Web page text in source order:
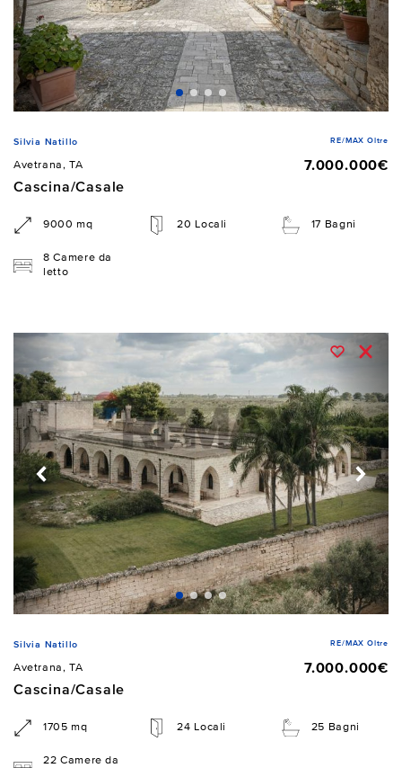
Silvia Natillo RE/MAX Oltre
Avetrana, TA
7.000.000€
Cascina/Casale
9000 mq 20 Locali 17 Bagni
8 Camere da
letto
Silvia Natillo RE/MAX Oltre
Avetrana, TA
7.000.000€
Cascina/Casale
1705 mq 24 Locali 25 Bagni
22 Camere da